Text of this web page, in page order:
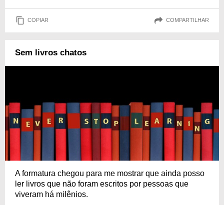
COPIAR COMPARTILHAR
Sem livros chatos
A formatura chegou para me mostrar que ainda posso
ler livros que não foram escritos por pessoas que
viveram há milênios.